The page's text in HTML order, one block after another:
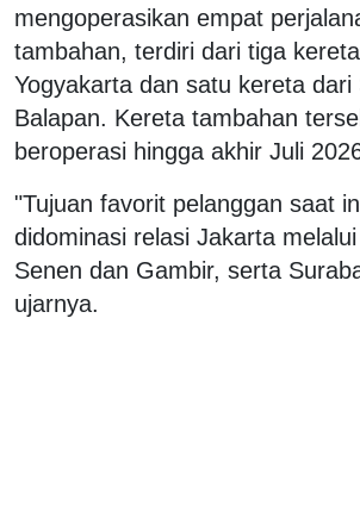
mengoperasikan empat
tambahan, terdiri dari tiga
Yogyakarta dan satu kereta dari
Balapan. Kereta tambahan
beroperasi hingga akhir Juli
"Tujuan favorit pelanggan saat
didominasi relasi Jakarta
Senen dan Gambir, serta
ujarnya.